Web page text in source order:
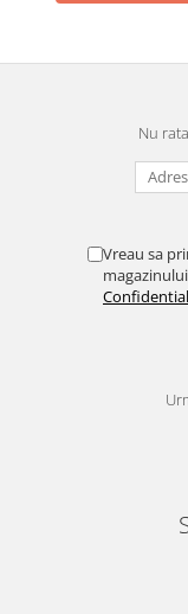
Nu
Vreau sa